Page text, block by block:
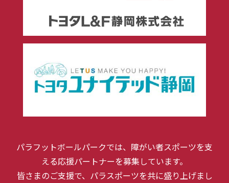
パラフットボールパークでは、障がい者スポーツを支
える応援パートナーを募集しています。
皆さまのご支援で、パラスポーツを共に盛り上げまし